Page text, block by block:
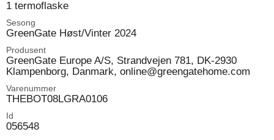
1 termoflaske
Sesong
GreenGate Høst/Vinter 2024
Produsent
GreenGate Europe A/S, Strandvejen 781, DK-2930
Klampenborg, Danmark, online@greengatehome.com
Varenummer
THEBOT08LGRA0106
Id
056548